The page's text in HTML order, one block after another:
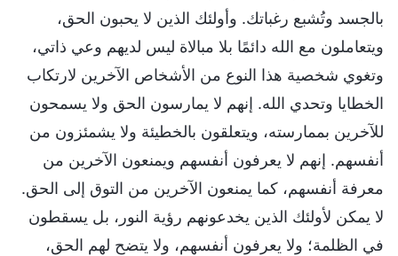
بالجسد وتُشبع رغباتك. وأولئك الذين لا يحبون الحق،
ويتعاملون مع الله دائمًا بلا مبالاة ليس لديهم وعي ذاتي،
وتغوي شخصية هذا النوع من الأشخاص الآخرين لارتكاب
الخطايا وتحدي الله. إنهم لا يمارسون الحق ولا يسمحون
للآخرين بممارسته، ويتعلقون بالخطيئة ولا يشمئزون من
أنفسهم. إنهم لا يعرفون أنفسهم ويمنعون الآخرين من
معرفة أنفسهم، كما يمنعون الآخرين من التوق إلى الحق.
لا يمكن لأولئك الذين يخدعونهم رؤية النور، بل يسقطون
في الظلمة؛ ولا يعرفون أنفسهم، ولا يتضح لهم الحق،